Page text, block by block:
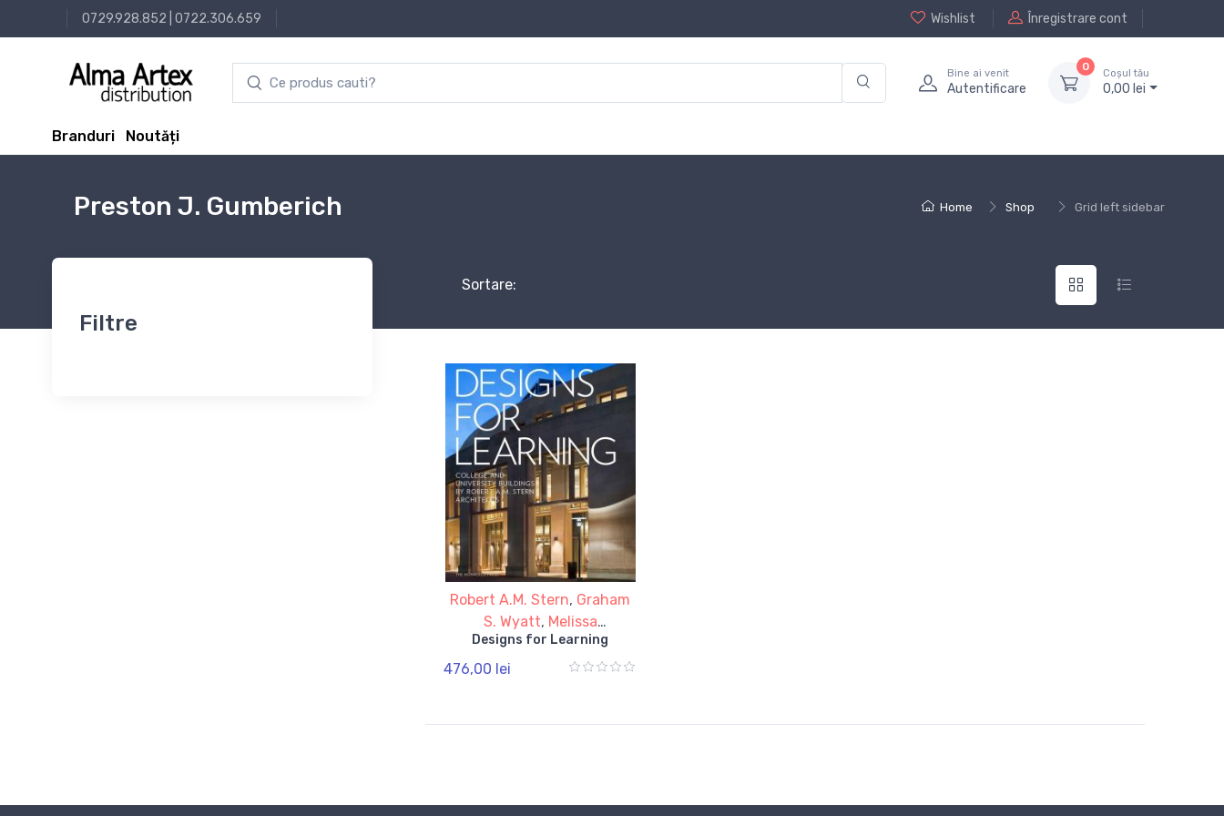
0729.928.852 0722.306.659 Wishlist Înregistrare cont
Bine ai venit
Autentificare
0
Coșul tău
0,00 lei
Branduri Noutăți
Home Shop Grid left sidebar
Preston J. Gumberich
Filtre
Sortare:
Robert A.M. Stern, Graham
S. Wyatt, Melissa
DelVecchio, Preston J.
Gumberich
Designs for Learning
476,00 lei